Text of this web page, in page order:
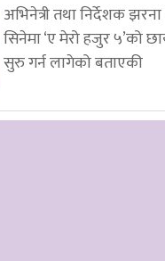
अभिनेत्री तथा निर्देशक
सिनेमा ‘ए मेरो हजुर ५’को
सुरु गर्न लागेको बताएकी